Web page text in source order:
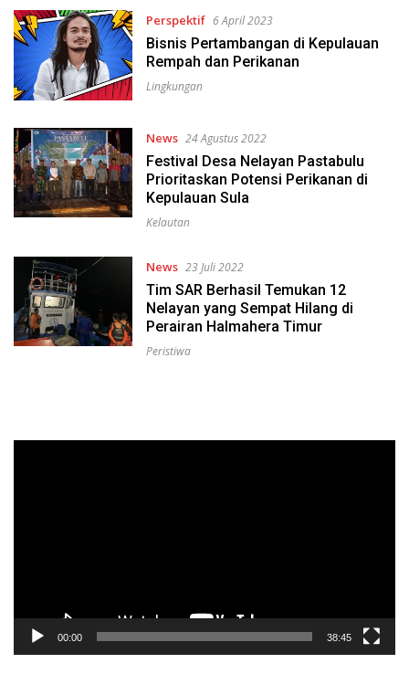
Perspektif 6 April 2023
Bisnis Pertambangan di Kepulauan
Rempah dan Perikanan
Lingkungan
News 24 Agustus 2022
Festival Desa Nelayan Pastabulu
Prioritaskan Potensi Perikanan di
Kepulauan Sula
Kelautan
News 23 Juli 2022
Tim SAR Berhasil Temukan 12
Nelayan yang Sempat Hilang di
Perairan Halmahera Timur
Peristiwa
00:00 38:45